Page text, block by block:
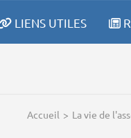
LIENS UTILES
Accueil > La vie de